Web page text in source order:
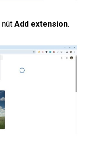
nút Add extension.